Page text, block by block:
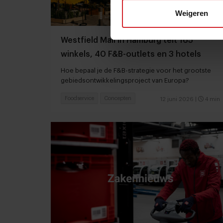
Weigeren
Westfield Mall in Hamburg telt 165
winkels, 40 F&B-outlets en 3 hotels
Hoe bepaal je de F&B-strategie voor het grootste
gebiedsontwikkelingsproject van Europa?
12 juni 2026 4 min
Foodservice Concepten